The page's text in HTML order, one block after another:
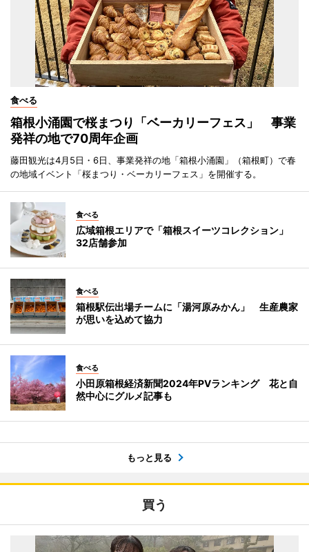
食べる
箱根小涌園で桜まつり「ベーカリーフェス」 事業
発祥の地で70周年企画
藤田観光は4月5日・6日、事業発祥の地「箱根小涌園」（箱根町）で春
の地域イベント「桜まつり・ベーカリーフェス」を開催する。
食べる
広域箱根エリアで「箱根スイーツコレクション」
32店舗参加
食べる
箱根駅伝出場チームに「湯河原みかん」 生産農家
が思いを込めて協力
食べる
小田原箱根経済新聞2024年PVランキング 花と自
然中心にグルメ記事も
もっと見る
買う